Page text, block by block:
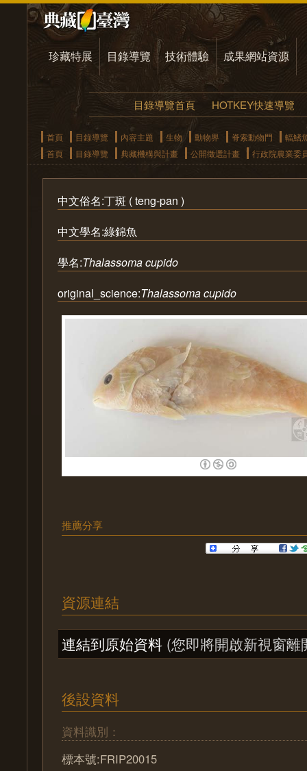
珍藏特展 目錄導覽 技術體驗 成果網站資源
目錄導覽首頁 HOTKEY快速導覽
首頁 目錄導覽 內容主題 生物 動物界 脊索動物門
輻鰭
首頁
目錄導覽 典藏機構與計畫 公開徵選計畫 行政院農業委
中文俗名:丁斑 ( teng-pan )
中文學名:綠錦魚
學名:Thalassoma cupido
original_science:Thalassoma cupido
推薦分享
資源連結
連結到原始資料 (您即將開啟新視窗離
後設資料
資料識別：
標本號:FRIP20015